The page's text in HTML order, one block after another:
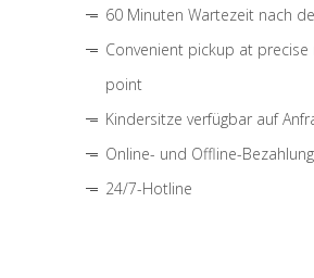
60 Minuten Wartezeit nach
Convenient pickup at precise
point
Kindersitze verfügbar auf
Online- und Offline-
24/7-Hotline